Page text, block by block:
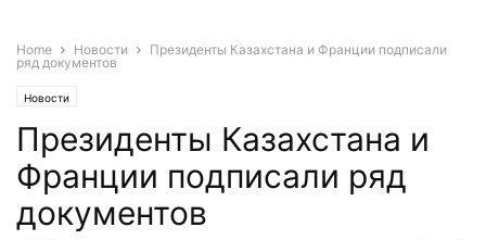
Home Новости
Президенты Казахстана и Франции подписали
ряд документов
Новости
Президенты Казахстана и
Франции подписали ряд
документов